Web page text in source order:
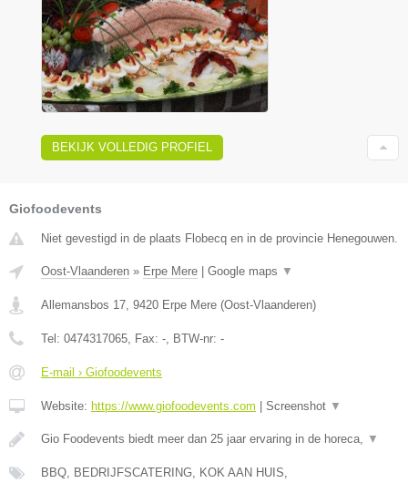
BEKIJK VOLLEDIG PROFIEL
Giofoodevents
Niet gevestigd in de plaats Flobecq en in de provincie Henegouwen.
Oost-Vlaanderen » Erpe Mere Google maps ▼
Allemansbos 17, 9420 Erpe Mere (Oost-Vlaanderen)
Tel: 0474317065, Fax: -, BTW-nr: -
E-mail › Giofoodevents
Website: https://www.giofoodevents.com Screenshot ▼
Gio Foodevents biedt meer dan 25 jaar ervaring in de horeca, ▼
BBQ, BEDRIJFSCATERING, KOK AAN HUIS,